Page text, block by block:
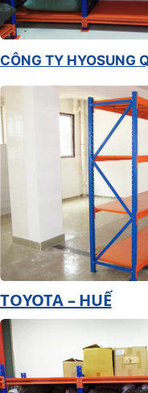
CÔNG TY HYOSUNG
TOYOTA – HUẾ